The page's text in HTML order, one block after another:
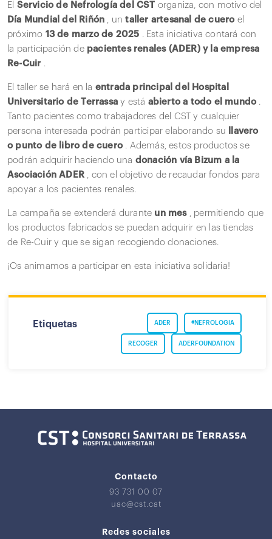
El Servicio de Nefrología del CST organiza, con motivo del
Día Mundial del Riñón , untaller artesanal de cueroel
próximo 13 de marzo de 2025 . Esta iniciativa contará con
la participación de pacientes renales (ADER) y la empresa
Re-Cuir .
El taller se hará en la entrada principal del Hospital
Universitario de Terrassa y está abierto a todo el mundo.
Tanto pacientes como trabajadores del CST y cualquier
persona interesada podrán participar elaborando su
llavero
o punto de libro de cuero. Además, estos productos se
podrán adquirir haciendo una donación vía Bizum a la
Asociación ADER , con el objetivo de recaudar fondos para
apoyar a los pacientes renales.
La campaña se extenderá durante un mes, permitiendo que
los productos fabricados se puedan adquirir en las tiendas
de Re-Cuir y que se sigan recogiendo donaciones.
¡Os animamos a participar en esta iniciativa solidaria!
Etiquetas #NEFROLOGIA
ADER
ADERFOUNDATION
RECOGER
Contacto
93 731 00 07
uac@cst.cat
Redes sociales